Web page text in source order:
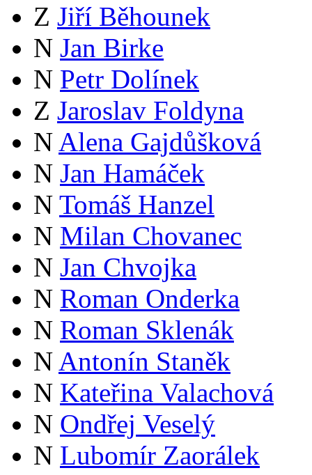
Z Jiří Běhounek
N Jan Birke
N Petr Dolínek
Z Jaroslav Foldyna
N Alena Gajdůšková
N Jan Hamáček
N Tomáš Hanzel
N Milan Chovanec
N Jan Chvojka
N Roman Onderka
N Roman Sklenák
N Antonín Staněk
N Kateřina Valachová
N Ondřej Veselý
N Lubomír Zaorálek